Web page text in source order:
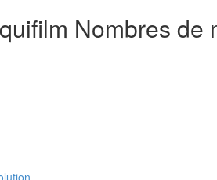
Nombres de